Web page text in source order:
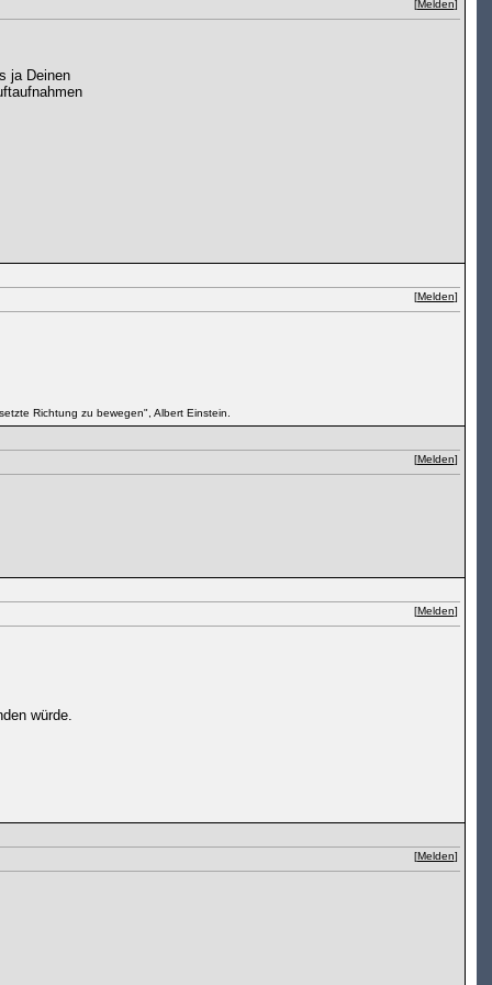
[Melden]
ja Deinen
[Melden]
Richtung zu bewegen", Albert Einstein.
[Melden]
[Melden]
würde.
[Melden]